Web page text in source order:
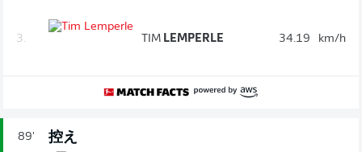
3. TIM LEMPERLE 34.19 km/h
89' 控え